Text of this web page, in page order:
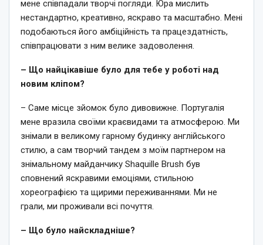
мене співпадали творчі погляди. Юра мислить
нестандартно, креативно, яскраво та масштабно. Мені
подобаються його амбіційність та працездатність,
співпрацювати з ним велике задоволення.
– Що найцікавіше було для тебе у роботі над
новим кліпом?
– Саме місце зйомок було дивовижне. Португалія
мене вразила своїми краєвидами та атмосферою. Ми
знімали в великому гарному будинку англійського
стилю, а сам творчий тандем з моїм партнером на
знімальному майданчику Shaquille Brush був
сповнений яскравими емоціями, стильною
хореографією та щирими переживаннями. Ми не
грали, ми проживали всі почуття.
– Що було найскладніше?